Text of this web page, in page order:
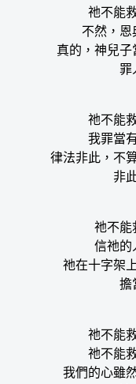
祂不能
不然，恩
真的，神兒子
罪
祂不能
我罪當
律法非此，不
非
祂不能
信祂的
祂在十字架
擔
祂不能
祂不能
我們的心雖